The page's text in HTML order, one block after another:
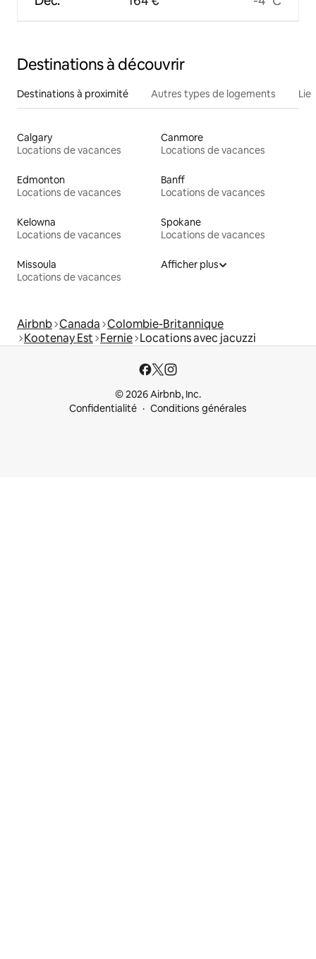
Destinations à découvrir
Destinations à proximité Autres types de logements
Calgary
Locations de vacances
Canmore
Locations de vacances
Edmonton
Locations de vacances
Banff
Locations de vacances
Kelowna
Locations de vacances
Spokane
Locations de vacances
Missoula
Locations de vacances
Afficher plus
Airbnb Canada Colombie-Britannique
Kootenay Est Fernie Locations avec jacuzzi
© 2026 Airbnb, Inc.
Confidentialité
Conditions générales